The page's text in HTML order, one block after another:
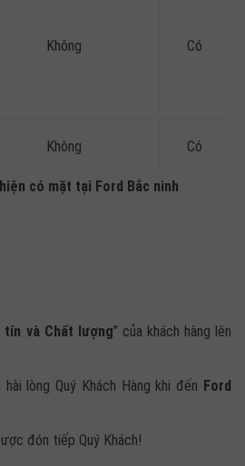
Không Có
Không Có
có mặt tại Ford Bắc ninh
tín và Chất lượng” của khách hàng lên
lòng Quý Khách Hàng khi đến Ford
đón tiếp Quý Khách!